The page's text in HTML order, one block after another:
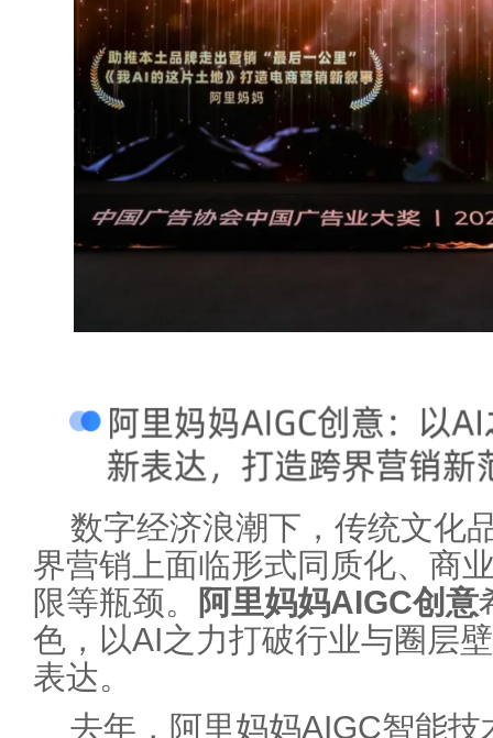
数字经济浪潮下，传统文化
界营销上面临形式同质化、商
限等瓶颈。
阿里妈妈AIGC创意
色，以AI之力打破行业与圈层
表达。
去年，阿里妈妈AIGC智能